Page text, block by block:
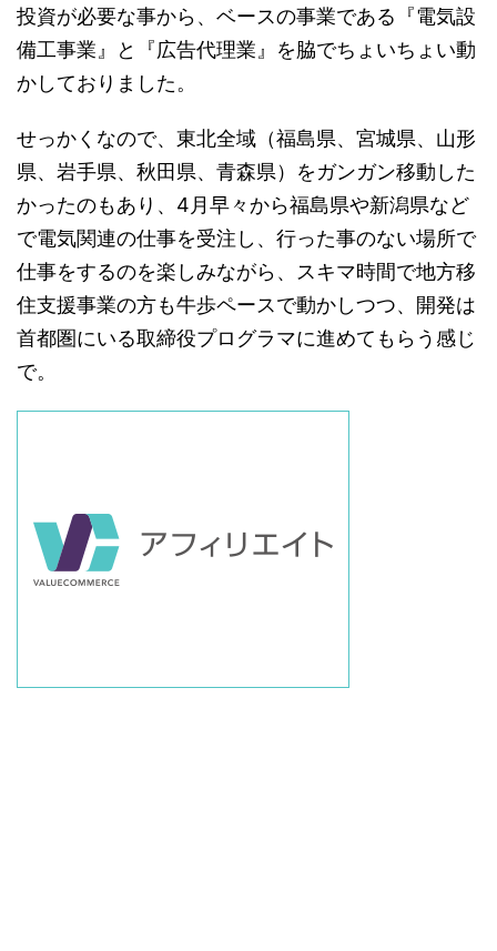
投資が必要な事から、ベースの事業である『電気設
備工事業』と『広告代理業』を脇でちょいちょい動
かしておりました。
せっかくなので、東北全域（福島県、宮城県、山形
県、岩手県、秋田県、青森県）をガンガン移動した
かったのもあり、4月早々から福島県や新潟県など
で電気関連の仕事を受注し、行った事のない場所で
仕事をするのを楽しみながら、スキマ時間で地方移
住支援事業の方も牛歩ペースで動かしつつ、開発は
首都圏にいる取締役プログラマに進めてもらう感じ
で。